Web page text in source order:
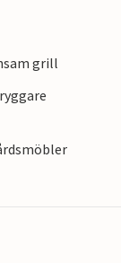
under en
grill